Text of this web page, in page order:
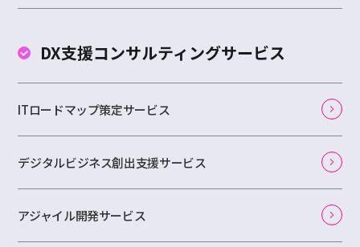
DX支援コンサルティングサービス
ITロードマップ策定サービス
デジタルビジネス創出支援サービス
アジャイル開発サービス